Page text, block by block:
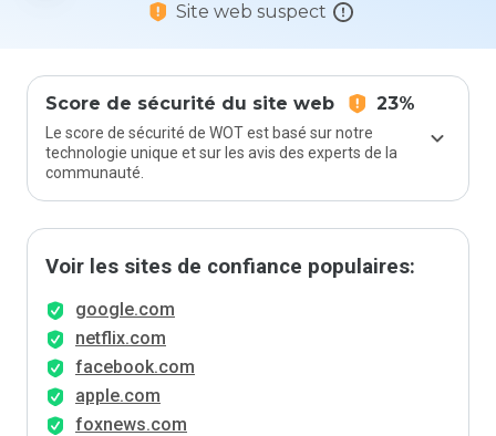
Site web suspect
Score de sécurité du site web 23%
Le score de sécurité de WOT est basé sur notre
technologie unique et sur les avis des experts de la
communauté.
Voir les sites de confiance populaires:
google.com
netflix.com
facebook.com
apple.com
foxnews.com